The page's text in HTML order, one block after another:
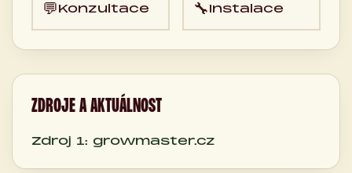
💬Konzultace 🔧Instalace
ZDROJE A AKTUÁLNOST
Zdroj 1: growmaster.cz